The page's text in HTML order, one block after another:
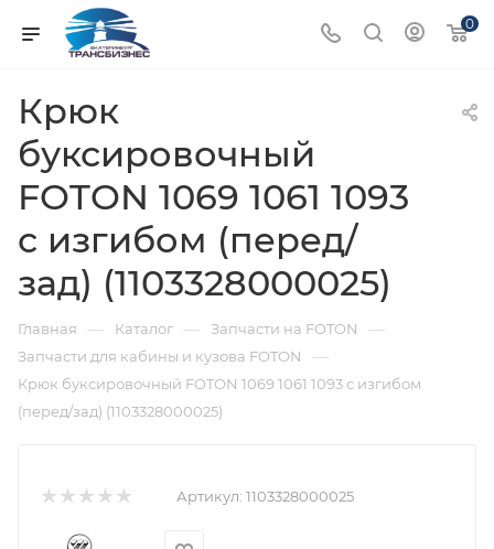
0
Крюк
буксировочный
FOTON 1069 1061 1093
с изгибом (перед/
зад) (1103328000025)
Главная — Каталог — Запчасти на FOTON —
Запчасти для кабины и кузова FOTON —
Крюк буксировочный FOTON 1069 1061 1093 с изгибом
(перед/зад) (1103328000025)
Артикул: 1103328000025